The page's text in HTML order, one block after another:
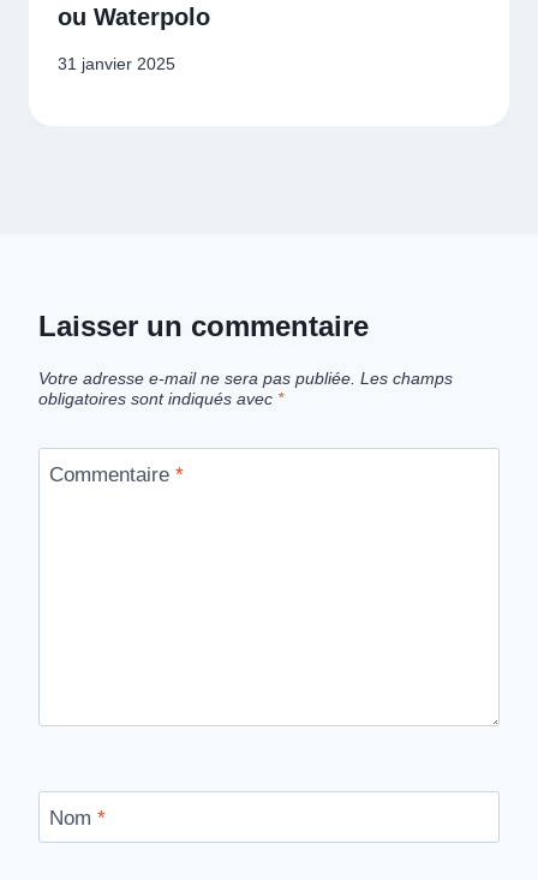
ou Waterpolo
31 janvier 2025
Laisser un commentaire
Votre adresse e-mail ne sera pas publiée. Les champs
obligatoires sont indiqués avec *
Commentaire *
Nom *